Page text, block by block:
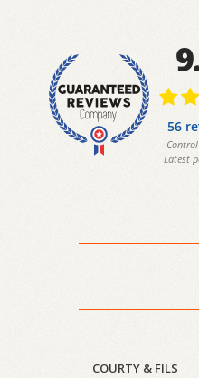
COURTY & FILS